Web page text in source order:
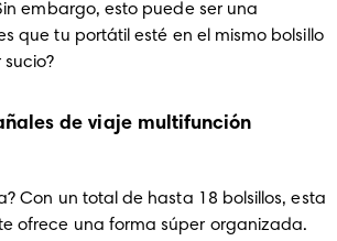
embargo, esto puede ser una
que tu portátil esté en el mismo bolsillo
de viaje multifunción
Con un total de hasta 18 bolsillos, esta
ofrece una forma súper organizada.